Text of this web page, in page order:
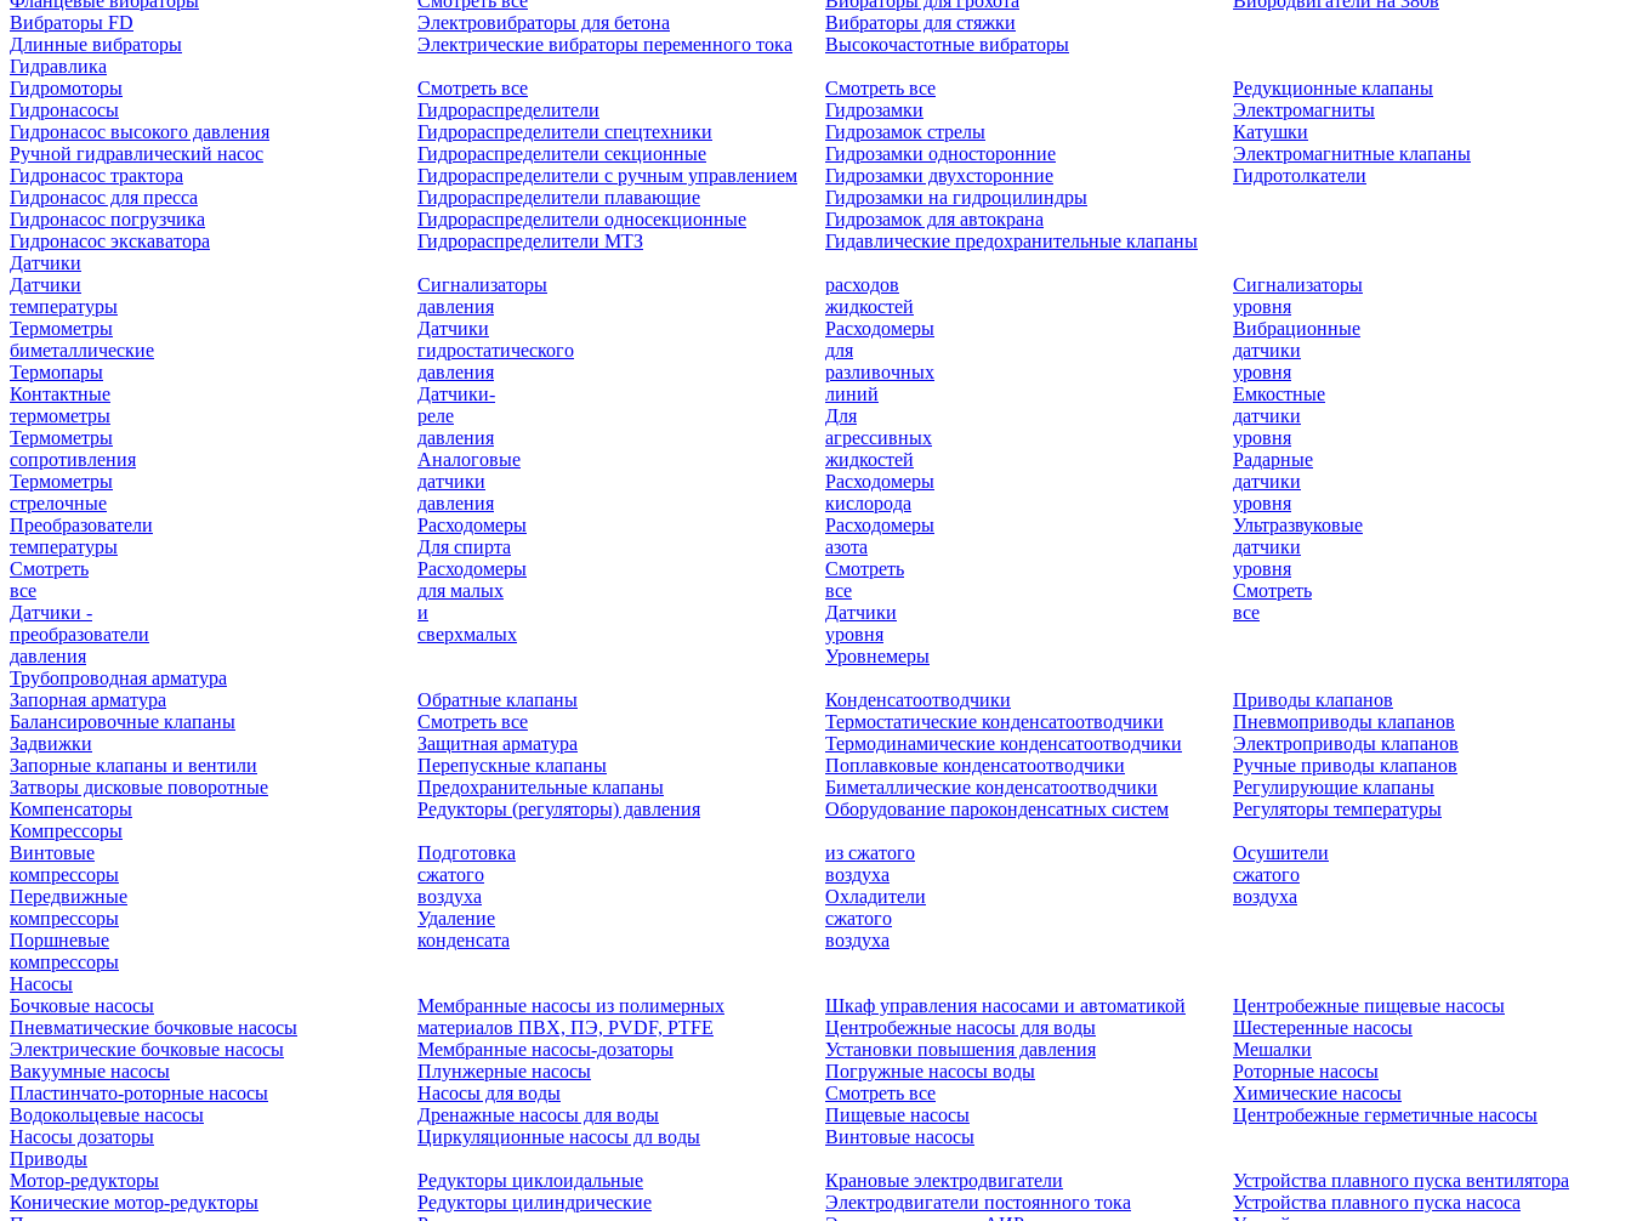
Вибраторы FD
Длинные вибраторы
Электровибраторы для бетона
Электрические вибраторы переменного тока
Вибраторы для стяжки
Высокочастотные вибраторы
Гидравлика
Гидромоторы
Гидронасосы
Гидронасос высокого давления
Ручной гидравлический насос
Гидронасос трактора
Гидронасос для пресса
Гидронасос погрузчика
Гидронасос экскаватора
Смотреть все
Гидрораспределители
Гидрораспределители спецтехники
Гидрораспределители секционные
Гидрораспределители с ручным управлением
Гидрораспределители плавающие
Гидрораспределители односекционные
Гидрораспределители МТЗ
Смотреть все
Гидрозамки
Гидрозамок стрелы
Гидрозамки односторонние
Гидрозамки двухсторонние
Гидрозамки на гидроцилиндры
Гидрозамок для автокрана
Гидавлические предохранительные клапаны
Редукционные клапаны
Электромагниты
Катушки
Электромагнитные клапаны
Гидротолкатели
Датчики
Датчики
температуры
Термометры
биметаллические
Термопары
Контактные
термометры
Термометры
сопротивления
Термометры
стрелочные
Преобразователи
температуры
Смотреть
все
Датчики -
преобразователи
давления
Сигнализаторы
давления
Датчики
гидростатического
давления
Датчики-
реле
давления
Аналоговые
датчики
давления
Расходомеры
Для спирта
Расходомеры
для малых
и
сверхмалых
расходов
жидкостей
Расходомеры
для
разливочных
линий
Для
агрессивных
жидкостей
Расходомеры
кислорода
Расходомеры
азота
Смотреть
все
Датчики
уровня
Уровнемеры
Сигнализаторы
уровня
Вибрационные
датчики
уровня
Емкостные
датчики
уровня
Радарные
датчики
уровня
Ультразвуковые
датчики
уровня
Смотреть
все
Трубопроводная арматура
Запорная арматура
Балансировочные клапаны
Задвижки
Запорные клапаны и вентили
Затворы дисковые поворотные
Компенсаторы
Обратные клапаны
Смотреть все
Защитная арматура
Перепускные клапаны
Предохранительные клапаны
Редукторы (регуляторы) давления
Конденсатоотводчики
Термостатические конденсатоотводчики
Термодинамические конденсатоотводчики
Поплавковые конденсатоотводчики
Биметаллические конденсатоотводчики
Оборудование пароконденсатных систем
Приводы клапанов
Пневмоприводы клапанов
Электроприводы клапанов
Ручные приводы клапанов
Регулирующие клапаны
Регуляторы температуры
Компрессоры
Винтовые
компрессоры
Передвижные
компрессоры
Поршневые
компрессоры
Подготовка
сжатого
воздуха
Удаление
конденсата
из сжатого
воздуха
Охладители
сжатого
воздуха
Осушители
сжатого
воздуха
Насосы
Бочковые насосы
Пневматические бочковые насосы
Электрические бочковые насосы
Вакуумные насосы
Пластинчато-роторные насосы
Водокольцевые насосы
Насосы дозаторы
Мембранные насосы из полимерных
материалов ПВХ, ПЭ, PVDF, PTFE
Мембранные насосы-дозаторы
Плунжерные насосы
Насосы для воды
Дренажные насосы для воды
Циркуляционные насосы дл воды
Шкаф управления насосами и автоматикой
Центробежные насосы для воды
Установки повышения давления
Погружные насосы воды
Смотреть все
Пищевые насосы
Винтовые насосы
Центробежные пищевые насосы
Шестеренные насосы
Мешалки
Роторные насосы
Химические насосы
Центробежные герметичные насосы
Приводы
Мотор-редукторы
Конические мотор-редукторы
Редукторы циклоидальные
Редукторы цилиндрические
Крановые электродвигатели
Электродвигатели постоянного тока
Устройства плавного пуска вентилятора
Устройства плавного пуска насоса